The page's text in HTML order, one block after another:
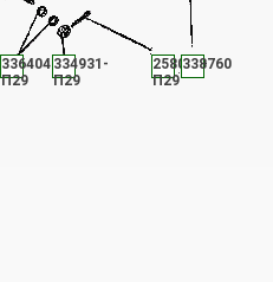
336404-
П29
334931-
П29
258054-
П29
338760